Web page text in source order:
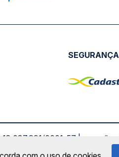
SEGURANÇA
0001-57 |